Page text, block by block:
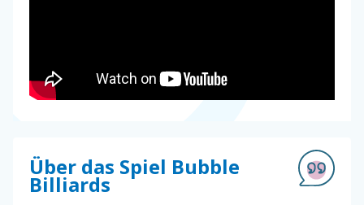
Über das Spiel Bubble
Billiards